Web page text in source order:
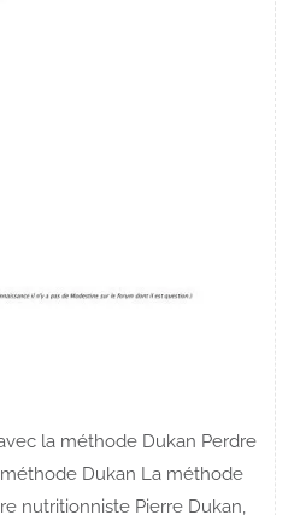
la méthode Dukan Perdre
Dukan La méthode
nutritionniste Pierre Dukan,